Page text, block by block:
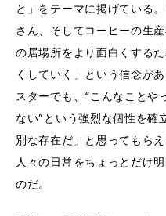
と」をテーマに掲げている
さん、そしてコーヒーの生
の居場所をより面白くする
くしていく」という信念が
スターでも、“こんなことや
ない”という強烈な個性を確
別な存在だ」と思ってもら
人々の日常をちょっとだけ
のだ。